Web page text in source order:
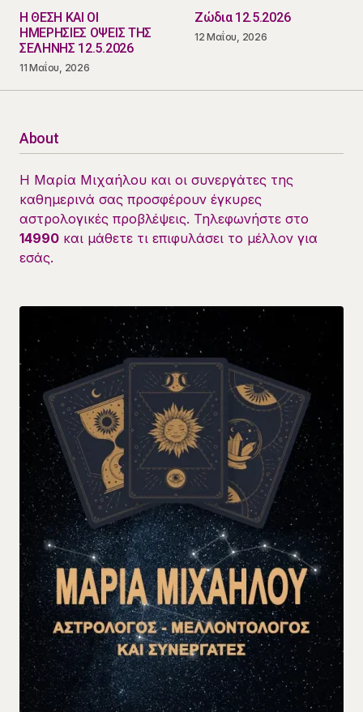
Η ΘΕΣΗ ΚΑΙ ΟΙ
ΗΜΕΡΗΣΙΕΣ ΟΨΕΙΣ ΤΗΣ
ΣΕΛΗΝΗΣ 12.5.2026
11 Μαΐου, 2026
Ζώδια 12.5.2026
12 Μαΐου, 2026
About
Η Μαρία Μιχαήλου και οι συνεργάτες της
καθημερινά σας προσφέρουν έγκυρες
αστρολογικές προβλέψεις. Τηλεφωνήστε στο
14990 και μάθετε τι επιφυλάσει το μέλλον για
εσάς.